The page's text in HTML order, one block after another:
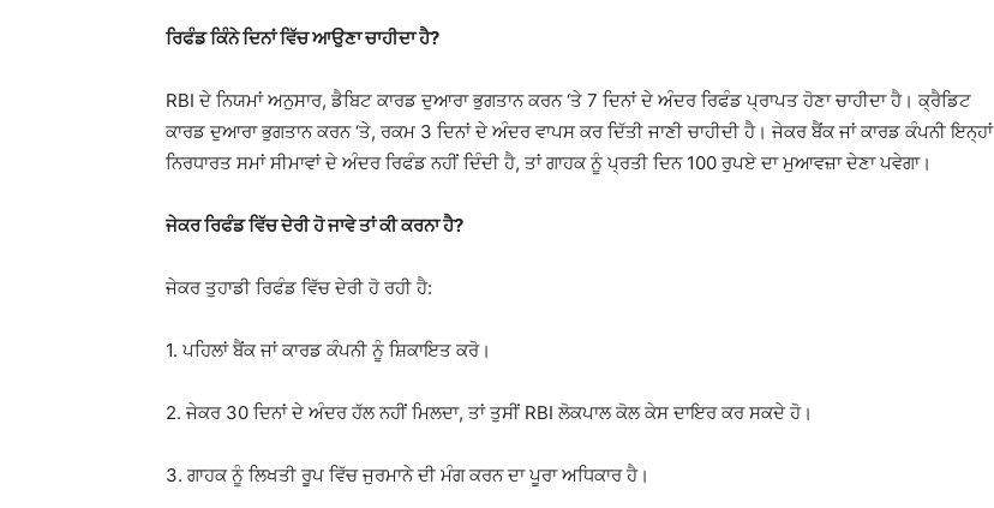
ਰਿਫੰਡ ਕਿੰਨੇ ਦਿਨਾਂ ਵਿੱਚ ਆਉਣਾ ਚਾਹੀਦਾ ਹੈ?
RBI ਦੇ ਨਿਯਮਾਂ ਅਨੁਸਾਰ, ਡੈਬਿਟ ਕਾਰਡ ਦੁਆਰਾ ਭੁਗਤਾਨ ਕਰਨ ‘ਤੇ 7 ਦਿਨਾਂ ਦੇ ਅੰਦਰ ਰਿਫੰਡ ਪ੍ਰਾਪਤ ਹੋਣਾ ਚਾਹੀਦਾ ਹੈ। ਕ੍ਰੈਡਿਟ
ਕਾਰਡ ਦੁਆਰਾ ਭੁਗਤਾਨ ਕਰਨ ‘ਤੇ, ਰਕਮ 3 ਦਿਨਾਂ ਦੇ ਅੰਦਰ ਵਾਪਸ ਕਰ ਦਿੱਤੀ ਜਾਣੀ ਚਾਹੀਦੀ ਹੈ। ਜੇਕਰ ਬੈਂਕ ਜਾਂ ਕਾਰਡ ਕੰਪਨੀ ਇਨ੍ਹਾਂ
ਨਿਰਧਾਰਤ ਸਮਾਂ ਸੀਮਾਵਾਂ ਦੇ ਅੰਦਰ ਰਿਫੰਡ ਨਹੀਂ ਦਿੰਦੀ ਹੈ, ਤਾਂ ਗਾਹਕ ਨੂੰ ਪ੍ਰਤੀ ਦਿਨ 100 ਰੁਪਏ ਦਾ ਮੁਆਵਜ਼ਾ ਦੇਣਾ ਪਵੇਗਾ।
ਜੇਕਰ ਰਿਫੰਡ ਵਿੱਚ ਦੇਰੀ ਹੋ ਜਾਵੇ ਤਾਂ ਕੀ ਕਰਨਾ ਹੈ?
ਜੇਕਰ ਤੁਹਾਡੀ ਰਿਫੰਡ ਵਿੱਚ ਦੇਰੀ ਹੋ ਰਹੀ ਹੈ:
1. ਪਹਿਲਾਂ ਬੈਂਕ ਜਾਂ ਕਾਰਡ ਕੰਪਨੀ ਨੂੰ ਸ਼ਿਕਾਇਤ ਕਰੋ।
2. ਜੇਕਰ 30 ਦਿਨਾਂ ਦੇ ਅੰਦਰ ਹੱਲ ਨਹੀਂ ਮਿਲਦਾ, ਤਾਂ ਤੁਸੀਂ RBI ਲੋਕਪਾਲ ਕੋਲ ਕੇਸ ਦਾਇਰ ਕਰ ਸਕਦੇ ਹੋ।
3. ਗਾਹਕ ਨੂੰ ਲਿਖਤੀ ਰੂਪ ਵਿੱਚ ਜੁਰਮਾਨੇ ਦੀ ਮੰਗ ਕਰਨ ਦਾ ਪੂਰਾ ਅਧਿਕਾਰ ਹੈ।